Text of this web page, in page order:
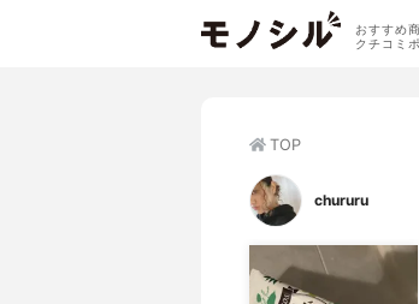
おすすめ
クチコミ
TOP
chururu